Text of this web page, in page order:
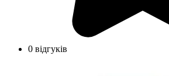
0 відгуків